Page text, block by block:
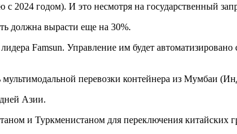
2024 годом). И это несмотря на государственный
должна вырасти еще на 30%.
Famsun. Управление им будет
мультимодальной перевозки контейнера из Мумбаи
Азии.
и Туркменистаном для переключения китайских